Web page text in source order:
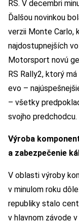
RS. V decembri
Ďalšou novinkou
verzii Monte Carlo,
najdostupnejších
Motorsport novú
RS Rally2, ktorý
evo –
– všetky
svojho predchodcu.
Výroba
a zabezpečenie
V oblasti výroby
v minulom roku
republiky stalo
v hlavnom závode